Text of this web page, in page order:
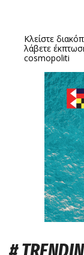
Κλείστε
λάβετε
cosmopoliti